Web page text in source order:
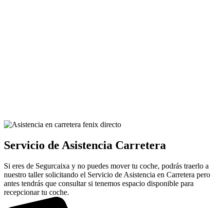
Servicio de Asistencia Carretera
Si eres de Segurcaixa y no puedes mover tu coche, podrás traerlo a
nuestro taller solicitando el Servicio de Asistencia en Carretera pero
antes tendrás que consultar si tenemos espacio disponible para
recepcionar tu coche.